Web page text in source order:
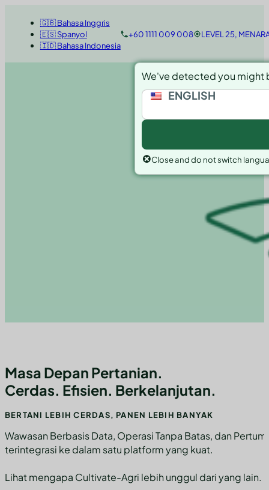
🇬🇧 Bahasa Inggris
🇪🇸 Spanyol
🇮🇩 Bahasa Indonesia
+60 1111 009 008 LEVEL 25,
Masa Depan Pertanian.
Cerdas. Efisien. Berkelanjutan.
BERTANI LEBIH CERDAS, PANEN LEBIH BANYAK
Wawasan Berbasis Data, Operasi Tanpa Batas, dan
terintegrasi ke dalam satu platform yang kuat.
Lihat mengapa Cultivate-Agri lebih unggul dari yang lain.
We've detected you might
ENGLISH
Close and do not switch